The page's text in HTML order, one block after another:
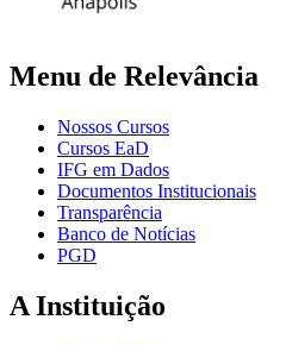
Menu de Relevância
Nossos Cursos
Cursos EaD
IFG em Dados
Documentos Institucionais
Transparência
Banco de Notícias
PGD
A Instituição